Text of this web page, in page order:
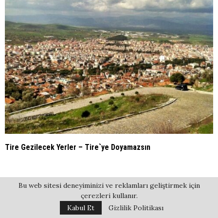
Taş Evlerin ve Rüzgarın Fısıltısı: Alaçatı Gezi Rehberi
19 YORUMLAR
Özlem Uzun
31 Temmuz 2019 at 21:27
Bana biraz Deniz , urlada alabildiğine gökyüzü güneş , . İlk
aşk gibisin =son aşk gibi benim için Urla, mavinin huzuru ve
CEVAPLA
Sinan Onceler
İzmirlilerin en büyük şanslarından burada oturması burada
CEVAPLA
Bu web sitesi deneyiminizi ve reklamları geliştirmek için
çerezleri kullanır.
Kabul Et
Gizlilik Politikası